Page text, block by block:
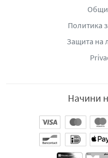
Общи
Политика
Защита на
Начини